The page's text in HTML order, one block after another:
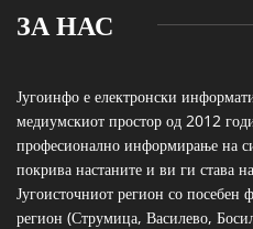
ЗА НАС
Југоинфо е електронски
медиумскиот простор од 2012
професионално информирање на
покрива настаните и ви ги става
Југоисточниот регион со посебен
регион (Струмица, Василево,